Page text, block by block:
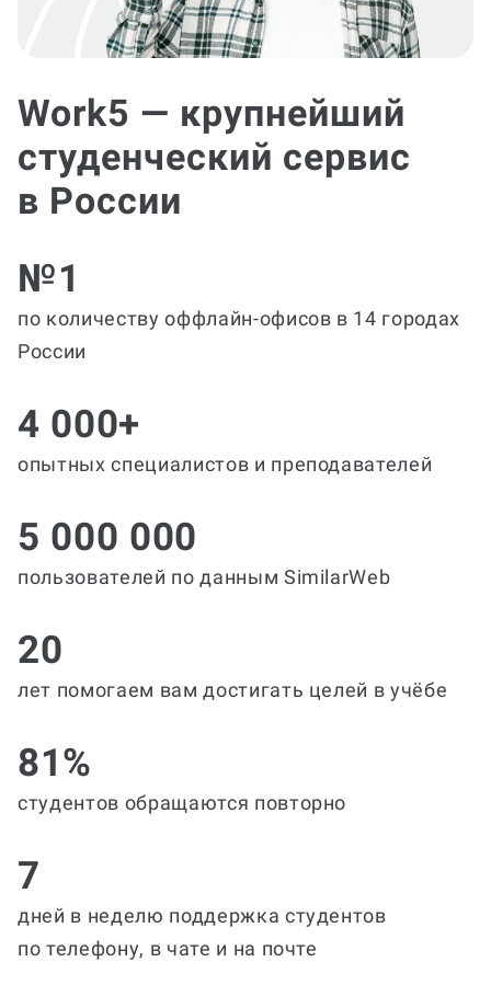
Work5 — крупнейший
студенческий сервис
в России
№1
по количеству оффлайн-офисов в 14 городах
России
4 000+
опытных специалистов и преподавателей
5 000 000
пользователей по данным SimilarWeb
20
лет помогаем вам достигать целей в учёбе
81%
студентов обращаются повторно
7
дней в неделю поддержка студентов
по телефону, в чате и на почте